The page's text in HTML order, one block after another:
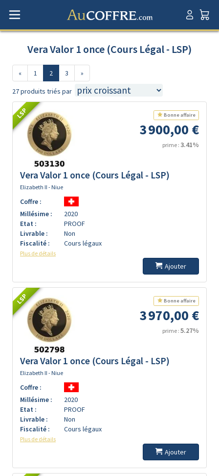
Vera Valor 1 once (Cours Légal - LSP)
« 1 2 3 »
27 produits triés par
LSP Bonne affaire
3 900,00 €
prime : 3.41%
Vera Valor 1 once (Cours Légal - LSP)
Elizabeth II - Niue
Coffre :
Millésime :
2020
Etat :
PROOF
Livrable :
Non
Fiscalité :
Cours légaux
Plus de détails
Ajouter
LSP Bonne affaire
3 970,00 €
prime : 5.27%
Vera Valor 1 once (Cours Légal - LSP)
Elizabeth II - Niue
Coffre :
Millésime :
2020
Etat :
PROOF
Livrable :
Non
Fiscalité :
Cours légaux
Plus de détails
Ajouter